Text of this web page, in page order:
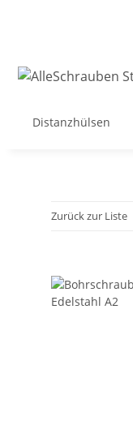
Distanzhülsen
Zurück zur Liste